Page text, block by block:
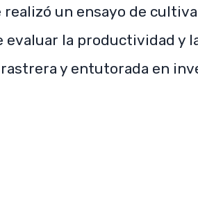
un ensayo de
la productividad y
y entutorada en